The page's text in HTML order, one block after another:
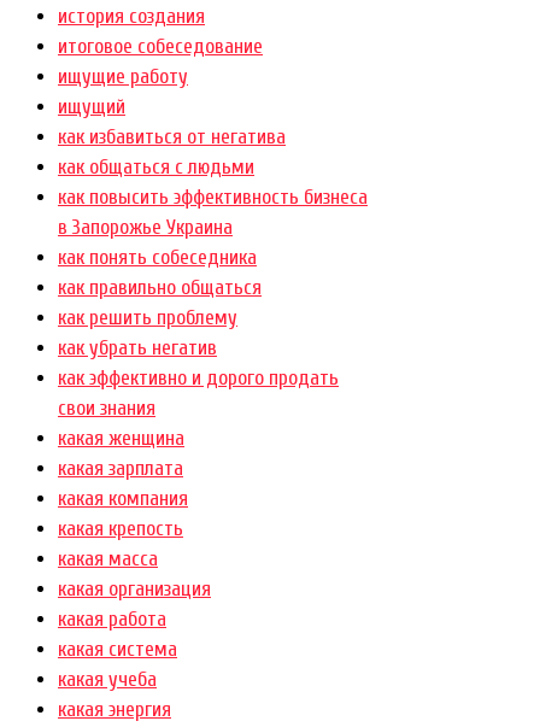
история создания
итоговое собеседование
ищущие работу
ищущий
как избавиться от негатива
как общаться с людьми
как повысить эффективность бизнеса
в Запорожье Украина
как понять собеседника
как правильно общаться
как решить проблему
как убрать негатив
как эффективно и дорого продать
свои знания
какая женщина
какая зарплата
какая компания
какая крепость
какая масса
какая организация
какая работа
какая система
какая учеба
какая энергия